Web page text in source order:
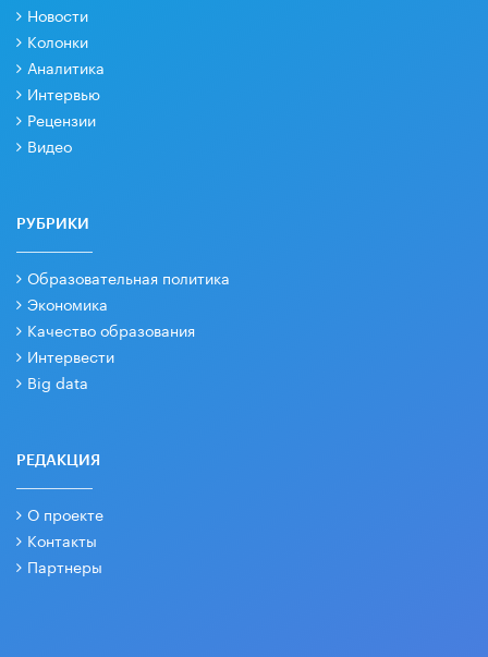
Новости
Колонки
Аналитика
Интервью
Рецензии
Видео
РУБРИКИ
Образовательная политика
Экономика
Качество образования
Интервести
Big data
РЕДАКЦИЯ
О проекте
Контакты
Партнеры